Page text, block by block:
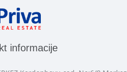
informacije